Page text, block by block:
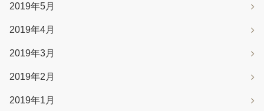
2019年5月
2019年4月
2019年3月
2019年2月
2019年1月